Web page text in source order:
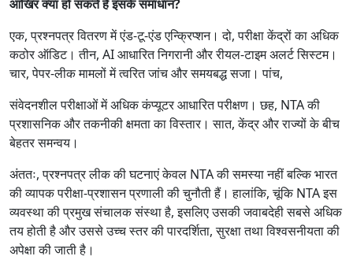
आखिर क्या हो सकते हैं इसके समाधान?
एक, प्रश्नपत्र वितरण में एंड-टू-एंड एन्क्रिप्शन। दो, परीक्षा केंद्रों का अधिक
कठोर ऑडिट। तीन, AI आधारित निगरानी और रीयल-टाइम अलर्ट सिस्टम।
चार, पेपर-लीक मामलों में त्वरित जांच और समयबद्ध सजा। पांच,
संवेदनशील परीक्षाओं में अधिक कंप्यूटर आधारित परीक्षण। छह, NTA की
प्रशासनिक और तकनीकी क्षमता का विस्तार। सात, केंद्र और राज्यों के बीच
बेहतर समन्वय।
अंततः, प्रश्नपत्र लीक की घटनाएं केवल NTA की समस्या नहीं बल्कि भारत
की व्यापक परीक्षा-प्रशासन प्रणाली की चुनौती हैं। हालांकि, चूंकि NTA इस
व्यवस्था की प्रमुख संचालक संस्था है, इसलिए उसकी जवाबदेही सबसे अधिक
तय होती है और उससे उच्च स्तर की पारदर्शिता, सुरक्षा तथा विश्वसनीयता की
अपेक्षा की जाती है।